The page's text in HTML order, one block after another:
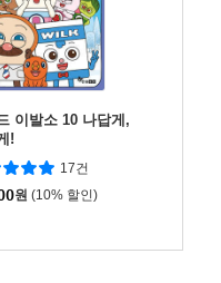
이발소 10 나답게,
!
17건
원 (10% 할인)